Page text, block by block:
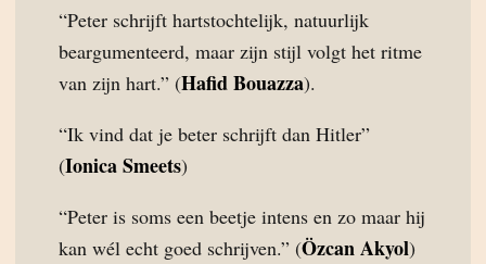
“Peter schrijft hartstochtelijk, natuurlijk
beargumenteerd, maar zijn stijl volgt het ritme
van zijn hart.” (Hafid Bouazza).
“Ik vind dat je beter schrijft dan Hitler”
(Ionica Smeets)
“Peter is soms een beetje intens en zo maar hij
kan wél echt goed schrijven.” (Özcan Akyol)